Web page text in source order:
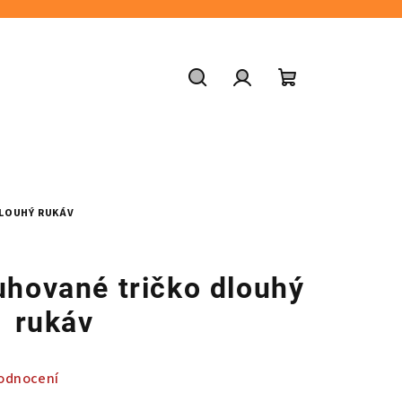
RUKÁV
tričko dlouhý
rukáv